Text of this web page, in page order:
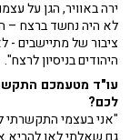
ירה באוויר, הגן על
לא היה נחשד ברצח –
ציבור של מתיישבים
היהודים בניסיון לרצח".
עו"ד מטעמכם
לכם?
"אני בעצמי התקשרתי